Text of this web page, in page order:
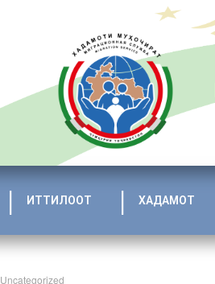
ИТТИЛООТ ХАДАМОТ
Uncategorized